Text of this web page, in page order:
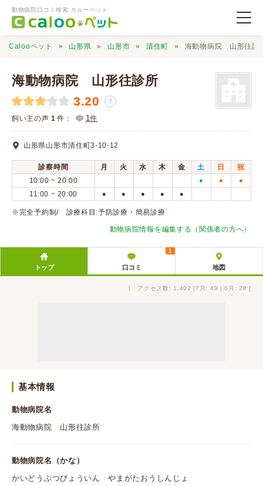
動物病院口コミ検索 カルーペット
動物病院検索
口コミ検索
Calooペットとは？
Calooペット 山形県 山形市 清住町 海動物病院 山形往診
海動物病院 山形往診所
3.20 ？
飼い主の声 1 件： 1件
山形県山形市清住町3-10-12
診察時間 月 火 水 木 金 土 日
祝
10:00 ~ 20:00
● ● ●
11:00 ~ 20:00 ● ● ● ● ●
※完全予約制/ 診療科目:予防診療・簡易診療
動物病院情報を編集する（関係者の方へ）
トップ 口コミ
1
地図
↑ アクセス数: 1,402 [7月: 49 | 6月: 28 ]
基本情報
動物病院名
海動物病院 山形往診所
動物病院名（かな）
かいどうぶつびょういん やまがたおうしんじょ